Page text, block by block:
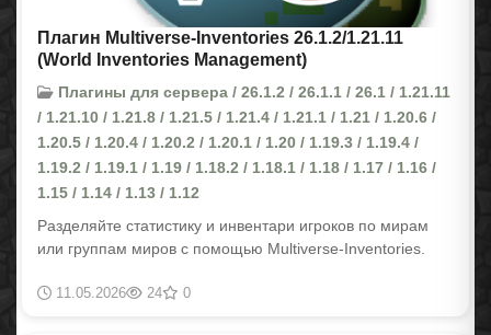
Плагин Multiverse-Inventories 26.1.2/1.21.11
(World Inventories Management)
Плагины для сервера / 26.1.2 / 26.1.1 / 26.1 / 1.21.11
/ 1.21.10 / 1.21.8 / 1.21.5 / 1.21.4 / 1.21.1 / 1.21 / 1.20.6 /
1.20.5 / 1.20.4 / 1.20.2 / 1.20.1 / 1.20 / 1.19.3 / 1.19.4 /
1.19.2 / 1.19.1 / 1.19 / 1.18.2 / 1.18.1 / 1.18 / 1.17 / 1.16 /
1.15 / 1.14 / 1.13 / 1.12
Разделяйте статистику и инвентари игроков по мирам
или группам миров с помощью Multiverse-Inventories.
11.05.2026 24 0